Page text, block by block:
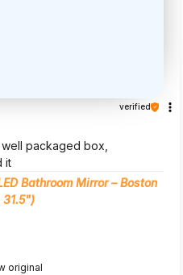
original
verified
packaged box,
it
Bathroom Mirror – Boston